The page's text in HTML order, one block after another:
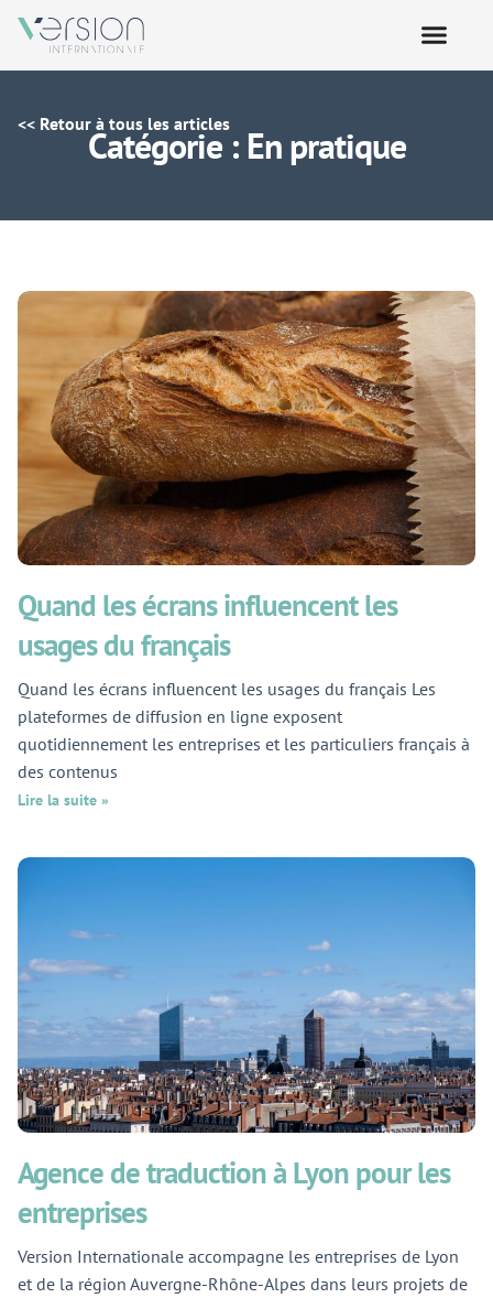
<< Retour à tous les articles
Catégorie : En pratique
Quand les écrans influencent les
usages du français
Quand les écrans influencent les usages du français Les
plateformes de diffusion en ligne exposent
quotidiennement les entreprises et les particuliers français à
des contenus
Lire la suite »
Agence de traduction à Lyon pour les
entreprises
Version Internationale accompagne les entreprises de Lyon
et de la région Auvergne-Rhône-Alpes dans leurs projets de